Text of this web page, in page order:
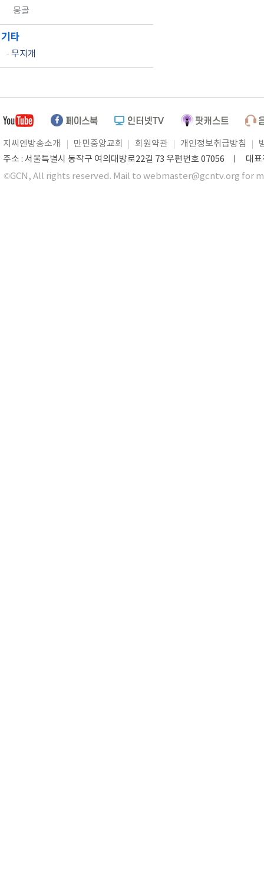
몽골
기타
- 무지개
지씨엔방송소개 만민중앙교회 회원약관 개인정보취급방침
주소 : 서울특별시 동작구 여의대방로22길 73 우편번호 07056 ㅣ 대
©GCN, All rights reserved. Mail to webmaster@gcntv.org for